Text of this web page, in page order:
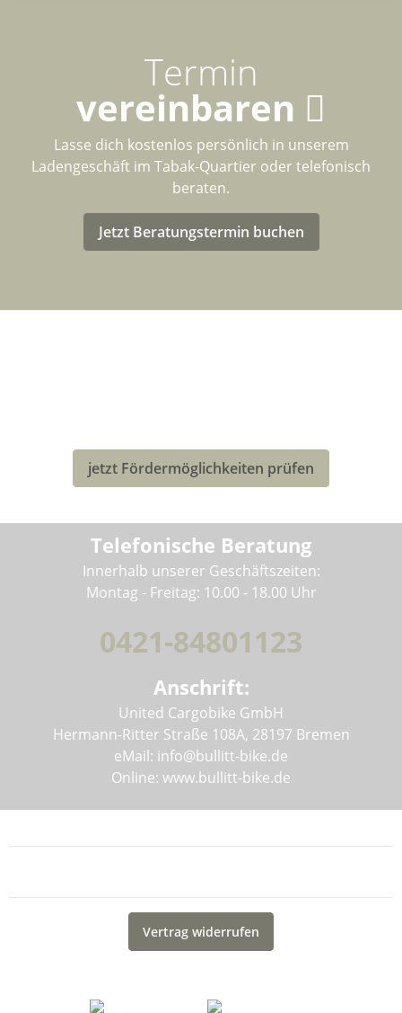
Termin
vereinbaren
Lasse dich kostenlos persönlich in unserem
Ladengeschäft im Tabak-Quartier oder telefonisch
beraten.
Jetzt Beratungstermin buchen
jetzt Fördermöglichkeiten prüfen
Telefonische Beratung
Innerhalb unserer Geschäftszeiten:
Montag - Freitag: 10.00 - 18.00 Uhr
0421-84801123
Anschrift:
United Cargobike GmbH
Hermann-Ritter Straße 108A, 28197 Bremen
eMail: info@bullitt-bike.de
Online: www.bullitt-bike.de
Vertrag widerrufen